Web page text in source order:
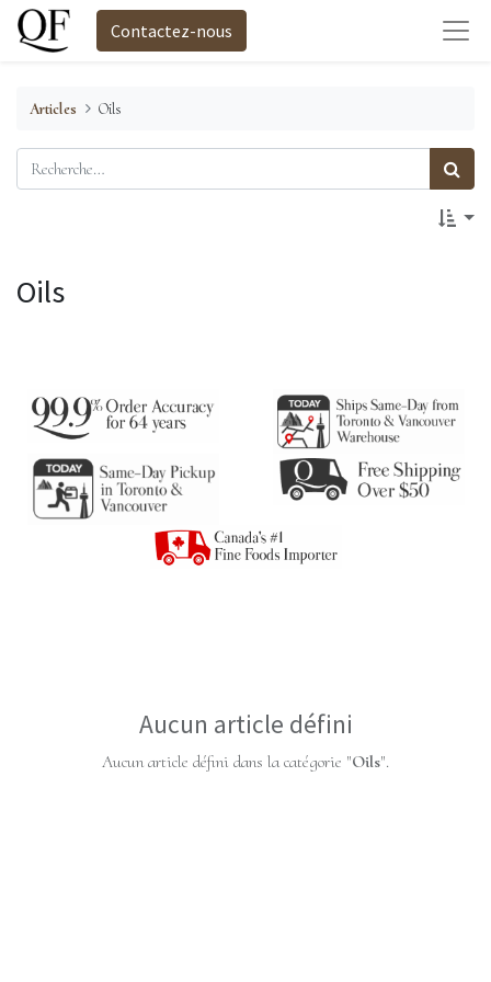
Contactez-nous
Articles Oils
Oils
Aucun article défini
Aucun article défini dans la catégorie "Oils".